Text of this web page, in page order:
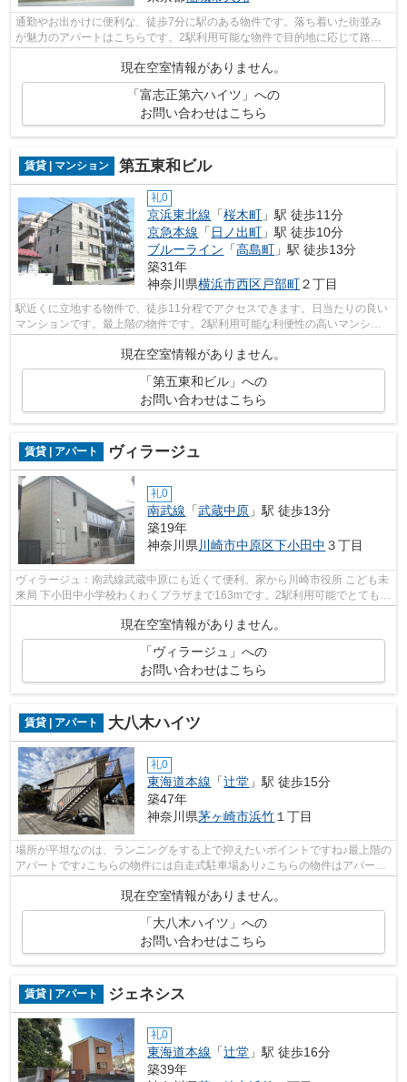
通勤やお出かけに便利な、徒歩7分に駅のある物件です。落ち着いた街並み
が魅力のアパートはこちらです。2駅利用可能な物件で目的地に応じて路線
現在空室情報がありません。
「富志正第六ハイツ」への
お問い合わせはこちら
賃貸 | マンション 第五東和ビル
礼0
京浜東北線 「桜木町 」駅 徒歩11分
京急本線 「 日ノ出町 」駅 徒歩10分
ブルーライン 「高島町 」駅 徒歩13分
築31年
神奈川県横浜市西区戸部町２丁目
駅近くに立地する物件で、徒歩11分程でアクセスできます。日当たりの良い
マンションです。最上階の物件です。2駅利用可能な利便性の高いマンショ
ンです。横浜市西区エリアにある賃貸情...
現在空室情報がありません。
「第五東和ビル」への
お問い合わせはこちら
賃貸 | アパート ヴィラージュ
礼0
南武線 「武蔵中原 」駅 徒歩13分
築19年
神奈川県 川崎市中原区下小田中 ３丁目
ヴィラージュ：南武線武蔵中原にも近くて便利。家から川崎市役所 こども未
来局 下小田中小学校わくわくプラザまで163mです。2駅利用可能でとても利
便性の高いアパートです。使い勝手の...
現在空室情報がありません。
「ヴィラージュ」への
お問い合わせはこちら
賃貸 | アパート 大八木ハイツ
礼0
東海道本線 「辻堂 」駅 徒歩15分
築47年
神奈川県茅ヶ崎市浜竹 １丁目
場所が平坦なのは、ランニングをする上で抑えたいポイントですね♪最上階の
アパートです♪こちらの物件には自走式駐車場あり♪こちらの物件はアパート
現在空室情報がありません。
「大八木ハイツ」への
お問い合わせはこちら
賃貸 | アパート ジェネシス
礼0
東海道本線 「辻堂 」駅 徒歩16分
築39年